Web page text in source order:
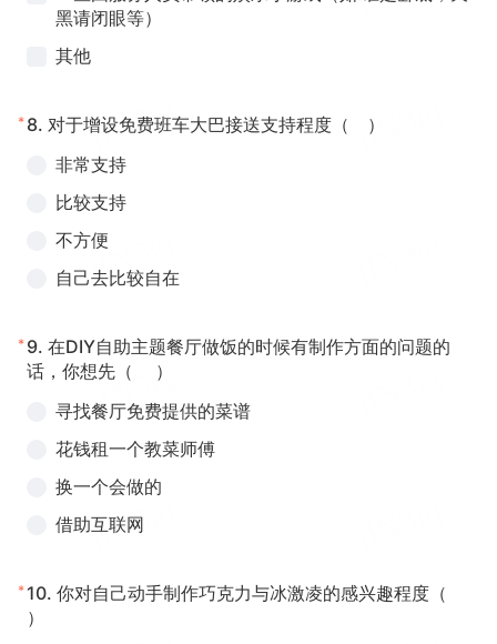
黑请闭眼等）
其他
* 8. 对于增设免费班车大巴接送支持程度（ ）
非常支持
比较支持
不方便
自己去比较自在
* 9. 在DIY自助主题餐厅做饭的时候有制作方面的问题的
话，你想先（ ）
寻找餐厅免费提供的菜谱
花钱租一个教菜师傅
换一个会做的
借助互联网
* 10. 你对自己动手制作巧克力与冰激凌的感兴趣程度（
）